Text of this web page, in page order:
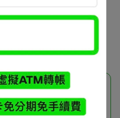
吳冠廷 / XL